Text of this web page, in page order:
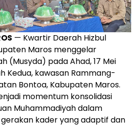
— Kwartir Daerah Hizbul
Maros menggelar
(Musyda) pada Ahad, 17 Mei
Kedua, kawasan Rammang-
Bontoa, Kabupaten Maros.
momentum konsolidasi
Muhammadiyah dalam
kader yang adaptif dan